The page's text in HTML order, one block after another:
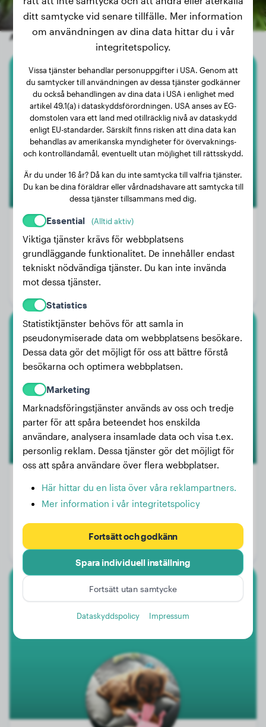
Andra slumpmässiga hundar
Dobermann
Philly
Vikt:
33 kg
Ålder:
2 år, 6 månader
Amerikansk Akita
Vicci
Ålder:
1 år, 11 månader
Kön:
Hanhund
Cavalier King Charles Spaniel
Duque
ditt samtycke vid senare tillfälle. Mer information
om användningen av dina data hittar du i vår
integritetspolicy.
Vissa tjänster behandlar personuppgifter i USA. Genom att
du samtycker till användningen av dessa tjänster godkänner
du också behandlingen av dina data i USA i enlighet med
artikel 49.1(a) i dataskyddsförordningen. USA anses av EG-
domstolen vara ett land med otillräcklig nivå av dataskydd
enligt EU-standarder. Särskilt finns risken att dina data kan
behandlas av amerikanska myndigheter för övervaknings-
och kontrolländamål, eventuellt utan möjlighet till rättsskydd.
Är du under 16 år? Då kan du inte samtycka till valfria tjänster.
Du kan be dina föräldrar eller vårdnadshavare att samtycka till
dessa tjänster tillsammans med dig.
Essential (Alltid aktiv)
Viktiga tjänster krävs för webbplatsens
grundläggande funktionalitet. De innehåller endast
tekniskt nödvändiga tjänster. Du kan inte invända
mot dessa tjänster.
Statistics
Statistiktjänster behövs för att samla in
pseudonymiserade data om webbplatsens besökare.
Dessa data gör det möjligt för oss att bättre förstå
besökarna och optimera webbplatsen.
Marketing
Marknadsföringstjänster används av oss och tredje
parter för att spåra beteendet hos enskilda
användare, analysera insamlade data och visa t.ex.
personlig reklam. Dessa tjänster gör det möjligt för
oss att spåra användare över flera webbplatser.
Här hittar du en lista över våra reklampartners.
Mer information i vår integritetspolicy
Fortsätt och godkänn
Spara individuell inställning
Fortsätt utan samtycke
Dataskyddspolicy Impressum